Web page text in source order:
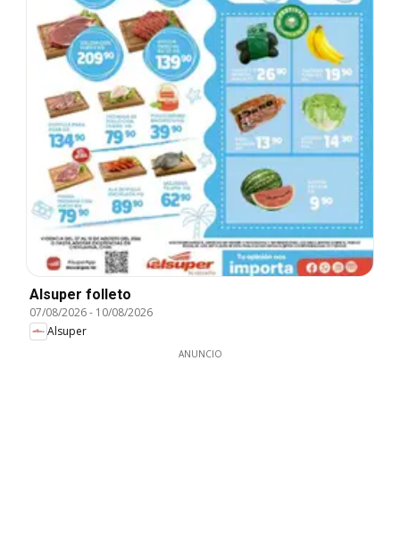
Alsuper folleto
07/08/2026- 10/08/2026
Alsuper
ANUNCIO